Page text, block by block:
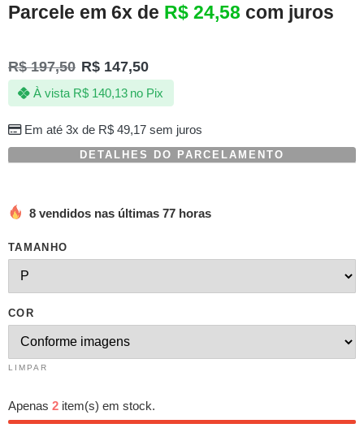
Parcele em 6x de R$ 24,58 com juros
R$197,50 R$ 147,50
Em até 3x de R$49,17sem juros
À vista R$140,13 no Pix
DETALHES DO PARCELAMENTO
8 vendidos nas últimas 77 horas
TAMANHO
COR
LIMPAR
Apenas 2 item(s) em stock.